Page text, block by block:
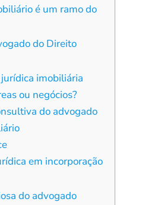
é um ramo do
do Direito
imobiliária
ou negócios?
do advogado
em incorporação
do advogado